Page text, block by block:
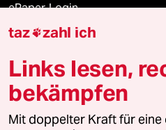
ePaper Login
Downloads für Abonnierende
© 2026 taz Verlags und
Alle Rechte vorbehalten. Bei
taz zahl ich
Links lesen,
bekämpfen
Mit doppelter Kraft für eine